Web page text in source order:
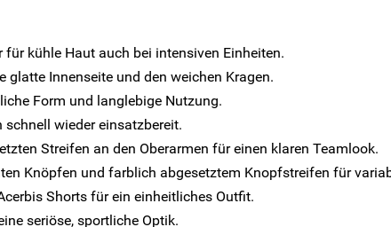
kühle Haut auch bei intensiven Einheiten.
Innenseite und den weichen Kragen.
Form und langlebige Nutzung.
schnell wieder einsatzbereit.
Streifen an den Oberarmen für einen klaren Teamlook.
Knöpfen und farblich abgesetztem Knopfstreifen für
Shorts für ein einheitliches Outfit.
seriöse, sportliche Optik.